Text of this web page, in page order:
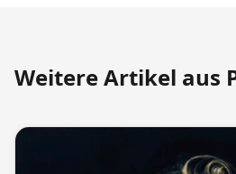
Weitere Artikel aus